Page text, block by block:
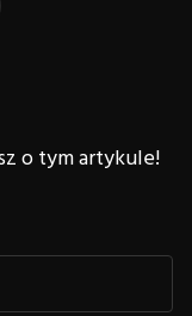
o tym artykule!